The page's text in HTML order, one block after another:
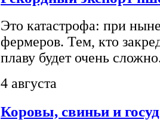
Это катастрофа: при
фермеров. Тем, кто
плаву будет очень
4 августа
Коровы, свиньи и